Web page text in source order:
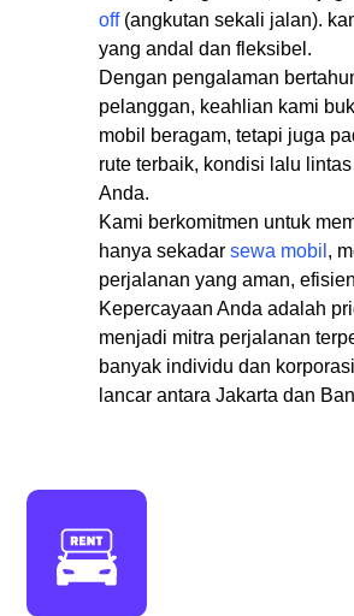
off(angkutan sekali jalan).
yang andal dan fleksibel.
Dengan pengalaman
pelanggan, keahlian kami
mobil beragam, tetapi juga
rute terbaik, kondisi lalu
Anda.
Kami berkomitmen untuk
hanya sekadar sewa mobil ,
perjalanan yang aman,
Kepercayaan Anda adalah
menjadi mitra perjalanan
banyak individu dan
lancar antara Jakarta dan